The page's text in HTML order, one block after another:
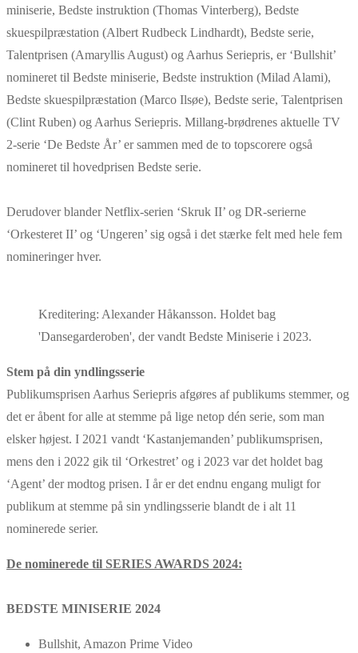
miniserie, Bedste instruktion (Thomas Vinterberg), Bedste
skuespilpræstation (Albert Rudbeck Lindhardt), Bedste serie,
Talentprisen (Amaryllis August) og Aarhus Seriepris, er ‘Bullshit’
nomineret til Bedste miniserie, Bedste instruktion (Milad Alami),
Bedste skuespilpræstation (Marco Ilsøe), Bedste serie, Talentprisen
(Clint Ruben) og Aarhus Seriepris. Millang-brødrenes aktuelle TV
2-serie ‘De Bedste År’ er sammen med de to topscorere også
nomineret til hovedprisen Bedste serie.
Derudover blander Netflix-serien ‘Skruk II’ og DR-serierne
‘Orkesteret II’ og ‘Ungeren’ sig også i det stærke felt med hele fem
nomineringer hver.
Kreditering: Alexander Håkansson. Holdet bag
'Dansegarderoben', der vandt Bedste Miniserie i 2023.
Stem på din yndlingsserie
Publikumsprisen Aarhus Seriepris afgøres af publikums stemmer, og
det er åbent for alle at stemme på lige netop dén serie, som man
elsker højest. I 2021 vandt ‘Kastanjemanden’ publikumsprisen,
mens den i 2022 gik til ‘Orkestret’ og i 2023 var det holdet bag
‘Agent’ der modtog prisen. I år er det endnu engang muligt for
publikum at stemme på sin yndlingsserie blandt de i alt 11
nominerede serier.
De nominerede til SERIES AWARDS 2024:
BEDSTE MINISERIE 2024
Bullshit, Amazon Prime Video